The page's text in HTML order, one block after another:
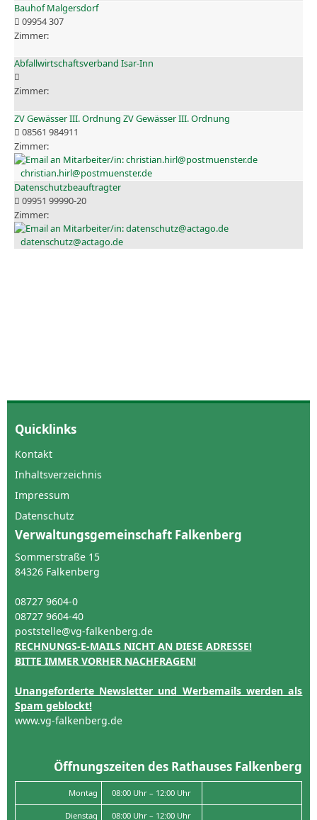
Bauhof Malgersdorf
09954 307
Abfallwirtschaftsverband Isar-Inn
ZV Gewässer III. Ordnung ZV Gewässer III. Ordnung
08561 984911
christian.hirl@postmuenster.de
Datenschutzbeauftragter
09951 99990-20
datenschutz@actago.de
Quicklinks
Kontakt
Inhaltsverzeichnis
Impressum
Datenschutz
Verwaltungsgemeinschaft Falkenberg
Sommerstraße 15
84326 Falkenberg
08727 9604-0
08727 9604-40
poststelle@vg-falkenberg.de
RECHNUNGS-E-MAILS NICHT AN DIESE ADRESSE!
BITTE IMMER VORHER NACHFRAGEN!
Unangeforderte Newsletter und Werbemails werden als
Spam geblockt!
www.vg-falkenberg.de
Öffnungszeiten des Rathauses Falkenberg
Montag 08:00 Uhr – 12:00 Uhr
Dienstag 08:00 Uhr – 12:00 Uhr